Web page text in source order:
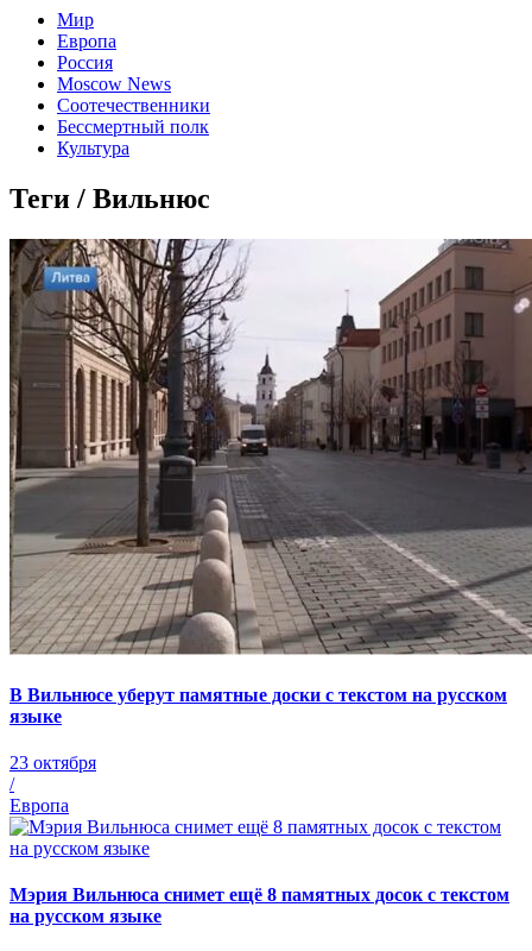
Мир
Европа
Россия
Moscow News
Соотечественники
Бессмертный полк
Культура
Теги / Вильнюс
В Вильнюсе уберут памятные доски с текстом на русском
языке
23 октября
/
Европа
Мэрия Вильнюса снимет ещё 8 памятных досок с текстом
на русском языке